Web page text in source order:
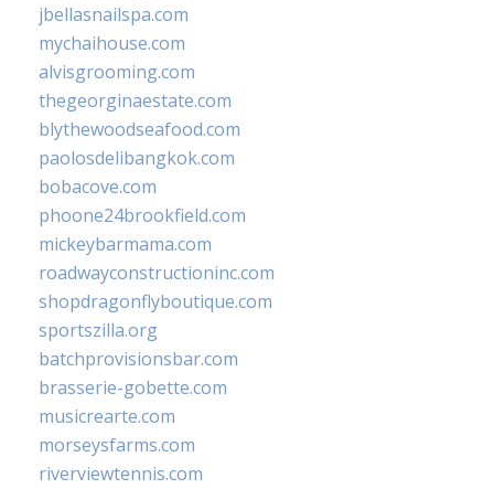
jbellasnailspa.com
mychaihouse.com
alvisgrooming.com
thegeorginaestate.com
blythewoodseafood.com
paolosdelibangkok.com
bobacove.com
phoone24brookfield.com
mickeybarmama.com
roadwayconstructioninc.com
shopdragonflyboutique.com
sportszilla.org
batchprovisionsbar.com
brasserie-gobette.com
musicrearte.com
morseysfarms.com
riverviewtennis.com